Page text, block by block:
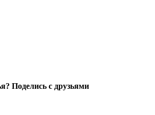
Поделись с друзьями